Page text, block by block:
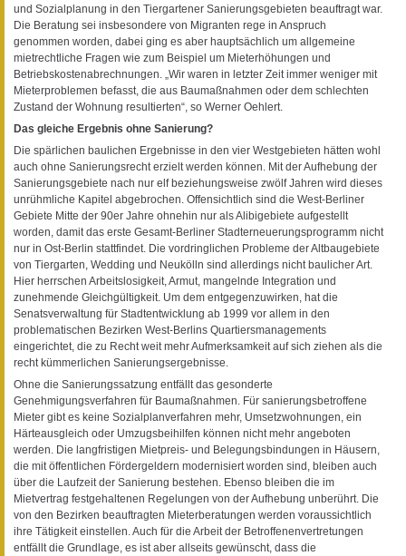
und Sozialplanung in den Tiergartener Sanierungsgebieten beauftragt war.
Die Beratung sei insbesondere von Migranten rege in Anspruch
genommen worden, dabei ging es aber hauptsächlich um allgemeine
mietrechtliche Fragen wie zum Beispiel um Mieterhöhungen und
Betriebskostenabrechnungen. „Wir waren in letzter Zeit immer weniger mit
Mieterproblemen befasst, die aus Baumaßnahmen oder dem schlechten
Zustand der Wohnung resultierten“, so Werner Oehlert.
Das gleiche Ergebnis ohne Sanierung?
Die spärlichen baulichen Ergebnisse in den vier Westgebieten hätten wohl
auch ohne Sanierungsrecht erzielt werden können. Mit der Aufhebung der
Sanierungsgebiete nach nur elf beziehungsweise zwölf Jahren wird dieses
unrühmliche Kapitel abgebrochen. Offensichtlich sind die West-Berliner
Gebiete Mitte der 90er Jahre ohnehin nur als Alibigebiete aufgestellt
worden, damit das erste Gesamt-Berliner Stadterneuerungsprogramm nicht
nur in Ost-Berlin stattfindet. Die vordringlichen Probleme der Altbaugebiete
von Tiergarten, Wedding und Neukölln sind allerdings nicht baulicher Art.
Hier herrschen Arbeitslosigkeit, Armut, mangelnde Integration und
zunehmende Gleichgültigkeit. Um dem entgegenzuwirken, hat die
Senatsverwaltung für Stadtentwicklung ab 1999 vor allem in den
problematischen Bezirken West-Berlins Quartiersmanagements
eingerichtet, die zu Recht weit mehr Aufmerksamkeit auf sich ziehen als die
recht kümmerlichen Sanierungsergebnisse.
Ohne die Sanierungssatzung entfällt das gesonderte
Genehmigungsverfahren für Baumaßnahmen. Für sanierungsbetroffene
Mieter gibt es keine Sozialplanverfahren mehr, Umsetzwohnungen, ein
Härteausgleich oder Umzugsbeihilfen können nicht mehr angeboten
werden. Die langfristigen Mietpreis- und Belegungsbindungen in Häusern,
die mit öffentlichen Fördergeldern modernisiert worden sind, bleiben auch
über die Laufzeit der Sanierung bestehen. Ebenso bleiben die im
Mietvertrag festgehaltenen Regelungen von der Aufhebung unberührt. Die
von den Bezirken beauftragten Mieterberatungen werden voraussichtlich
ihre Tätigkeit einstellen. Auch für die Arbeit der Betroffenenvertretungen
entfällt die Grundlage, es ist aber allseits gewünscht, dass die